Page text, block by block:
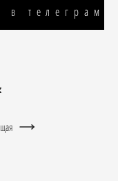
в телеграм